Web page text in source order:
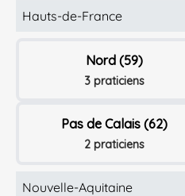
Hauts-de-France
Nord (59)
3 praticiens
Pas de Calais (62)
2 praticiens
Nouvelle-Aquitaine